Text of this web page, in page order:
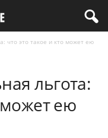
что это такое и кто может ею
льгота:
может ею